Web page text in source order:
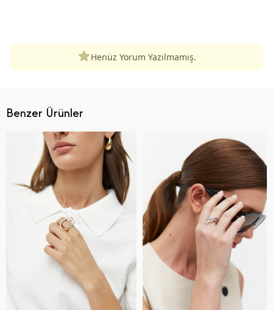
Henüz Yorum Yazılmamış.
Benzer Ürünler